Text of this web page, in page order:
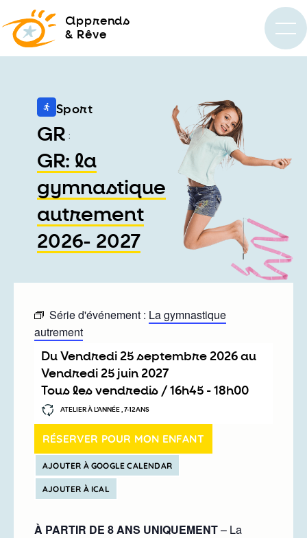
apprends
& Rêve
Sport
GR :
GR: la
gymnastique
autrement
2026- 2027
Série d'événement : La gymnastique
autrement
Du vendredi 25 septembre 2026au
vendredi 25 juin 2027
Tous les vendredis / 16h45 - 18h00
ATELIER À L’ANNÉE , 7-12ANS
RÉSERVER POUR MON ENFANT
AJOUTER À GOOGLE CALENDAR
AJOUTER À ICAL
À PARTIR DE 8 ANS UNIQUEMENT– La